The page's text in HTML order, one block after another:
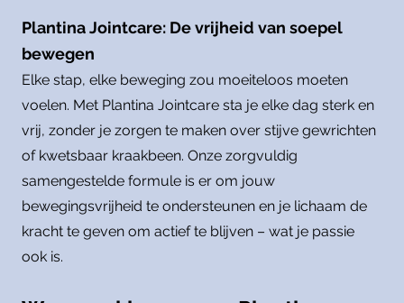
Plantina Jointcare: De vrijheid van soepel
bewegen
Elke stap, elke beweging zou moeiteloos moeten
voelen. Met Plantina Jointcare sta je elke dag sterk en
vrij, zonder je zorgen te maken over stijve gewrichten
of kwetsbaar kraakbeen. Onze zorgvuldig
samengestelde formule is er om jouw
bewegingsvrijheid te ondersteunen en je lichaam de
kracht te geven om actief te blijven – wat je passie
ook is.